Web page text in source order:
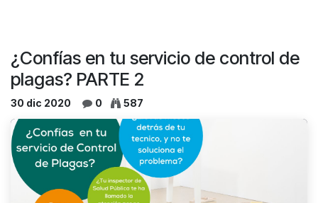
¿Confías en tu servicio de control de
plagas? PARTE 2
30 dic 2020 0 587